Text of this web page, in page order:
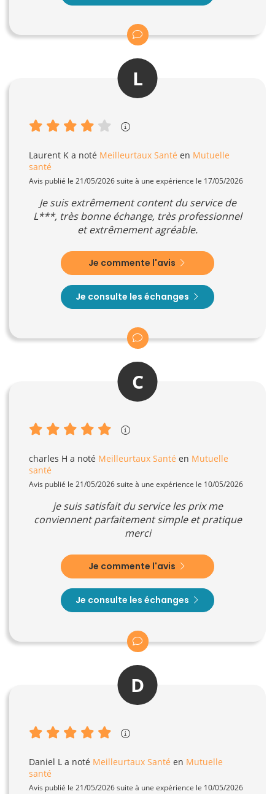
L
Laurent K a noté Meilleurtaux Santé en Mutuelle
santé
Avis publié le 21/05/2026 suite à une expérience le 17/05/2026
Je suis extrêmement content du service de
L***, très bonne échange, très professionnel
et extrêmement agréable.
Je commente l'avis
Je consulte les échanges
C
charles H a noté Meilleurtaux Santé en Mutuelle
santé
Avis publié le 21/05/2026 suite à une expérience le 10/05/2026
je suis satisfait du service les prix me
conviennent parfaitement simple et pratique
merci
Je commente l'avis
Je consulte les échanges
D
Daniel L a noté Meilleurtaux Santé en Mutuelle
santé
Avis publié le 21/05/2026 suite à une expérience le 10/05/2026